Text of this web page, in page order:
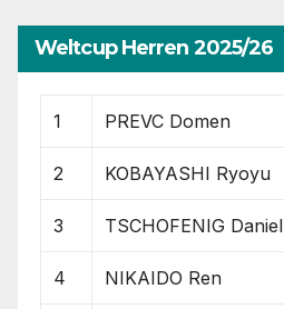
Weltcup Herren 2025/26
1 PREVC Domen
2 KOBAYASHI Ryoyu
3 TSCHOFENIG Daniel
4 NIKAIDO Ren